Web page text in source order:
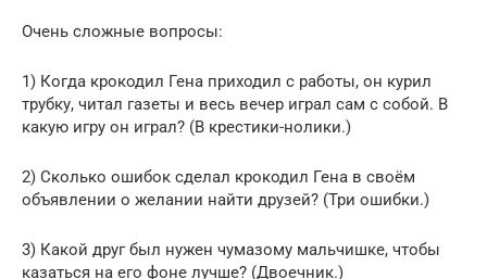
Очень сложные вопросы:
1) Когда крокодил Гена приходил с работы, он курил
трубку, читал газеты и весь вечер играл сам с собой. В
какую игру он играл? (В крестики-нолики.)
2) Сколько ошибок сделал крокодил Гена в своём
объявлении о желании найти друзей? (Три ошибки.)
3) Какой друг был нужен чумазому мальчишке, чтобы
казаться на его фоне лучше? (Двоечник.)